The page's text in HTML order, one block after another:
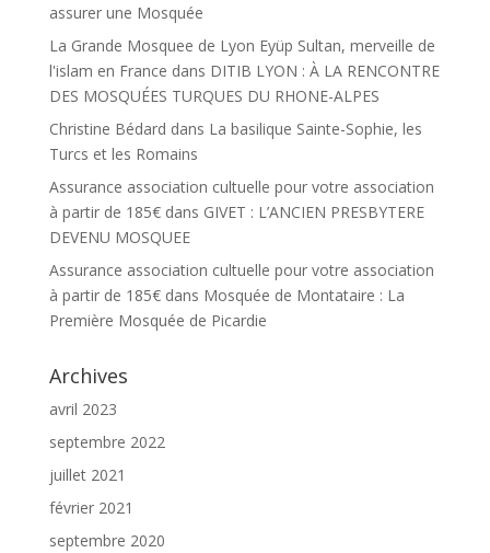
assurer une Mosquée
La Grande Mosquee de Lyon Eyüp Sultan, merveille de
l'islam en France dans DITIB LYON : À LA RENCONTRE
DES MOSQUÉES TURQUES DU RHONE-ALPES
Christine Bédard dans La basilique Sainte-Sophie, les
Turcs et les Romains
Assurance association cultuelle pour votre association
à partir de 185€dans GIVET : L’ANCIEN PRESBYTERE
DEVENU MOSQUEE
Assurance association cultuelle pour votre association
à partir de 185€dans Mosquée de Montataire : La
Première Mosquée de Picardie
Archives
avril 2023
septembre 2022
juillet 2021
février 2021
septembre 2020